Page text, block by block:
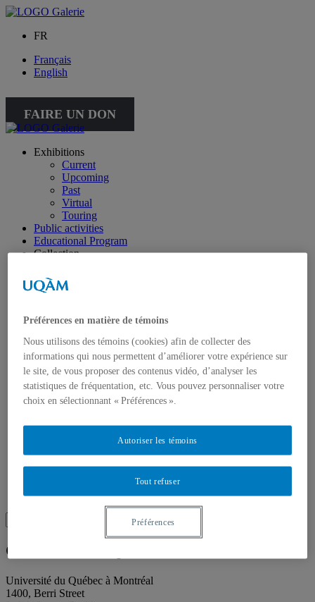
FR
Français
English
FAIRE UN DON
Exhibitions
Current
Upcoming
Past
Virtual
Touring
Public activities
Educational Program
Collection
About the Collection
Publications
About our publications
News
About
Accessibility
Contact
Mandate
History
Floor plans
Press
Recherche placeholder
for:
Search
Galerie de l’UQAM
Université du Québec à Montréal
1400, Berri Street
Préférences en matière de témoins
Nous utilisons des témoins (cookies) afin de collecter des
informations qui nous permettent d’améliorer votre expérience sur
le site, de vous proposer des contenus vidéo, d’analyser les
statistiques de fréquentation, etc. Vous pouvez personnaliser votre
choix en sélectionnant « Préférences ».
Tout refuser
Autoriser les témoins
Préférences